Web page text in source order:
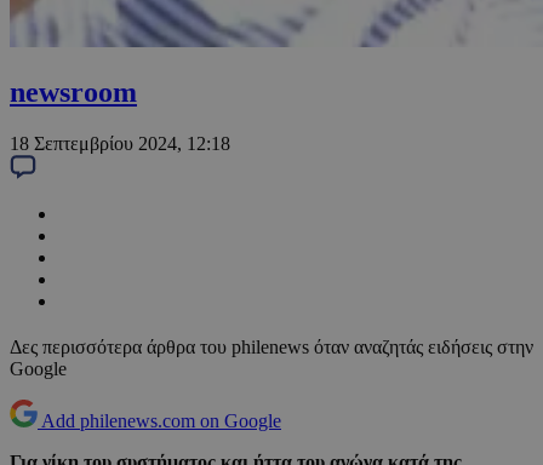
newsroom
18 Σεπτεμβρίου 2024, 12:18
Δες περισσότερα άρθρα του philenews όταν αναζητάς ειδήσεις στην
Google
Add philenews.com on Google